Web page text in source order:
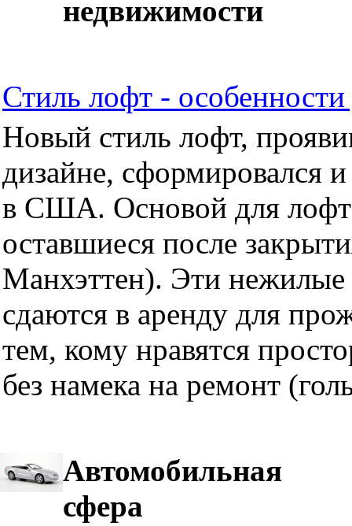
недвижимости
Стиль лофт -
Новый стиль лофт,
дизайне, сформировался
в США. Основой для
оставшиеся после
Манхэттен). Эти нежилые
сдаются в аренду для
тем, кому нравятся
без намека на ремонт
Автомобильная
сфера